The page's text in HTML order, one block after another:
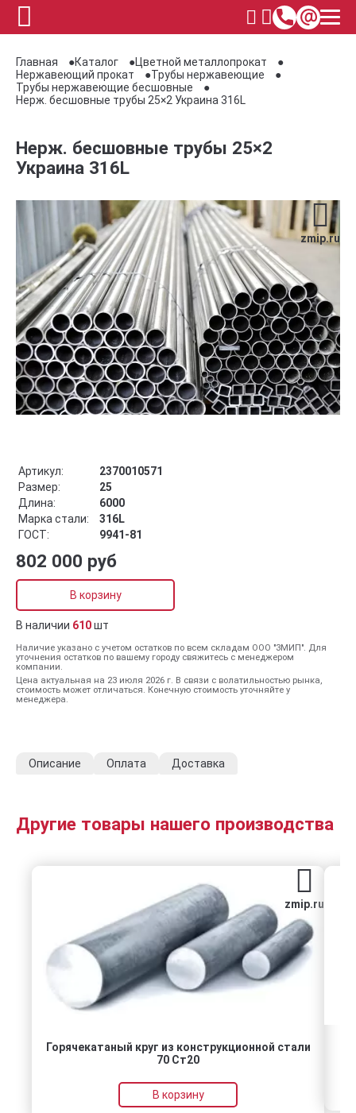
Главная Каталог
Цветной металлопрокат
Нержавеющий прокат
Трубы нержавеющие
Трубы нержавеющие бесшовные
Нерж. бесшовные трубы 25×2 Украина 316L
Нерж. бесшовные трубы 25×2
Украина 316L
zmip.ru
Артикул:
2370010571
Размер:
25
Длина:
6000
Марка стали:
316L
ГОСТ:
9941-81
802 000 руб
В корзину
В наличии 610шт
Наличие указано с учетом остатков по всем складам ООО "ЗМИП". Для
уточнения остатков по вашему городу свяжитесь с менеджером
компании.
Цена актуальная на 23 июля 2026 г. В связи с волатильностью рынка,
стоимость может отличаться. Конечную стоимость уточняйте у
менеджера.
Описание Оплата Доставка
Другие товары нашего производства
zmip.ru
Горячекатаный круг из конструкционной стали
70 Ст20
В корзину